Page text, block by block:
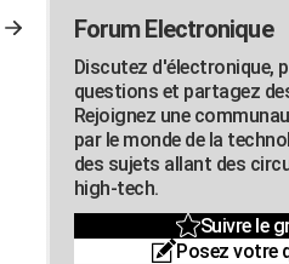
Forum Electronique
Discutez d'électronique,
questions et partagez
Rejoignez une
par le monde de la
des sujets allant des
high-tech.
Suivre le
Posez votre